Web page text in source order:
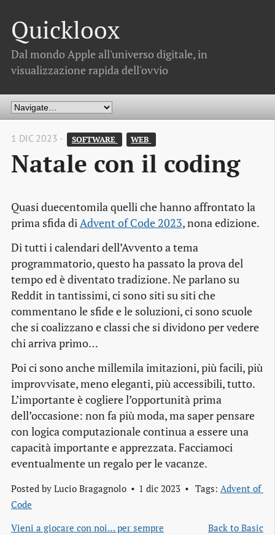
Quickloox
Dal mondo Apple all'universo digitale, in
visualizzazione rapida dell'ovvio
1 DIC 2023 - SOFTWARE WEB
Natale con il coding
Quasi duecentomila quelli che hanno affrontato la
prima sfida diAdvent of Code 2023, nona edizione.
Di tutti i calendari dell’Avvento a tema
programmatorio, questo ha passato la prova del
tempo ed è diventato tradizione. Ne parlano su
Reddit in tantissimi, ci sono siti su siti che
commentano le sfide e le soluzioni, ci sono scuole
che si coalizzano e classi che si dividono per vedere
chi arriva primo…
Poi ci sono anche millemila imitazioni, più facili, più
improvvisate, meno eleganti, più accessibili, tutto.
L’importante è cogliere l’opportunità prima
dell’occasione: non fa più moda, ma saper pensare
con logica computazionale continua a essere una
capacità importante e apprezzata. Facciamoci
eventualmente un regalo per le vacanze.
Posted by Lucio Bragagnolo 1 dic 2023 Tags: Advent of
Code
Vieni a giocare con noi… per sempre
Back to Basic